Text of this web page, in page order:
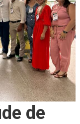
de